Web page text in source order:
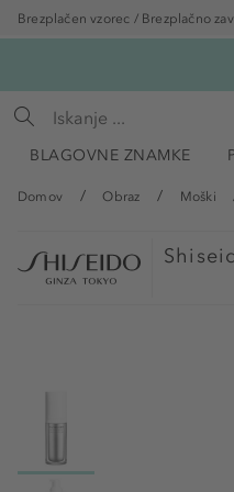
Brezplačen vzorec / Brezplačno
BLAGOVNE ZNAMKE
Domov Obraz Moški